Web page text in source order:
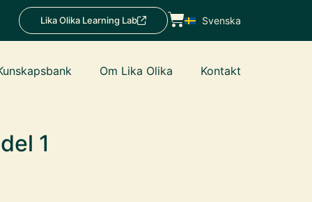
Lika Olika Learning Lab Svenska
Om Lika Olika Kontakt
1